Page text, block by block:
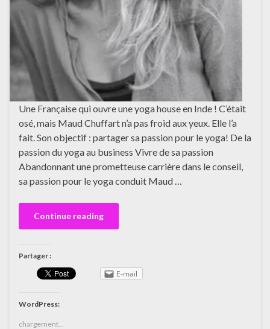
Une Française qui ouvre une yoga house en Inde ! C’était
osé, mais Maud Chuffart n’a pas froid aux yeux. Elle l’a
fait. Son objectif : partager sa passion pour le yoga! De la
passion du yoga au business Vivre de sa passion
Abandonnant une prometteuse carrière dans le conseil,
sa passion pour le yoga conduit Maud …
Continue reading
Partager :
E-mail
WordPress:
chargement…